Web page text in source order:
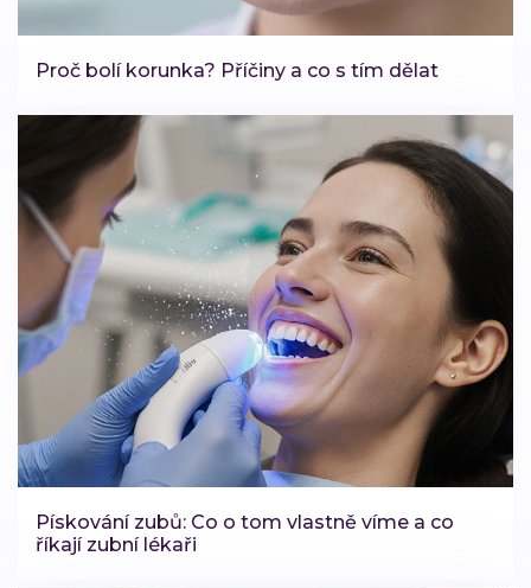
Proč bolí korunka? Příčiny a co s tím dělat
Pískování zubů: Co o tom vlastně víme a co
říkají zubní lékaři